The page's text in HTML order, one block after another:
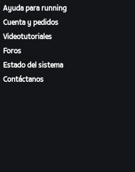
Ayuda para running
Cuenta y pedidos
Videotutoriales
Foros
Estado del sistema
Contáctanos